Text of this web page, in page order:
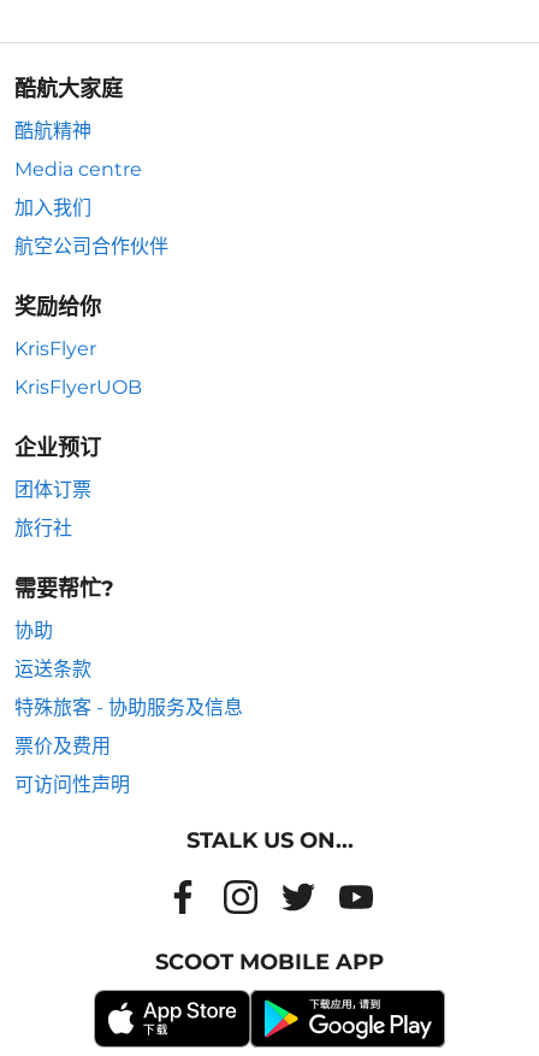
酷航大家庭
酷航精神
Media centre
加入我们
航空公司合作伙伴
奖励给你
KrisFlyer
KrisFlyerUOB
企业预订
团体订票
旅行社
需要帮忙?
协助
运送条款
特殊旅客 - 协助服务及信息
票价及费用
可访问性声明
STALK US ON...
SCOOT MOBILE APP